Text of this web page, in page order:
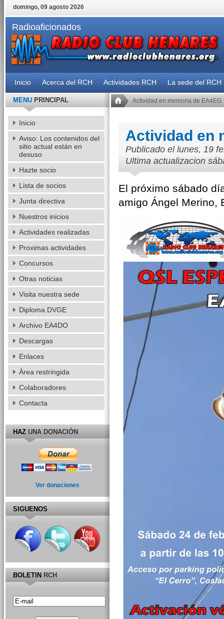
domingo, 09 agosto 2026
Radioaficionados
Inicio Acerca del RCH Actividades RCH La sede del RCH
Actividad en memoria de EA4EG
Actividad en
Publicado el lunes, 19
Ultima actualizacion
El próximo sábado
amigo Ángel Merino,
MENUPRINCIPAL
Inicio
Aviso: Los contenidos del
sitio actual están en
desuso
Hazte socio
Lista de socios
Junta directiva
Nuestros inicios
Actividades realizadas
Proximas actividades
Concursos
Otras noticias
Visita nuestra sede
Diploma DVGE
Archivo EA4DO
Descargas
Enlaces
Área restringida
Colaboradores
Contacta
HAZUNA DONACIÓN
Ver donaciones
SIGUENOS
BOLETIN RCH